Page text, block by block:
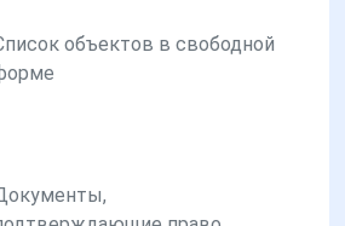
объектов в свободной